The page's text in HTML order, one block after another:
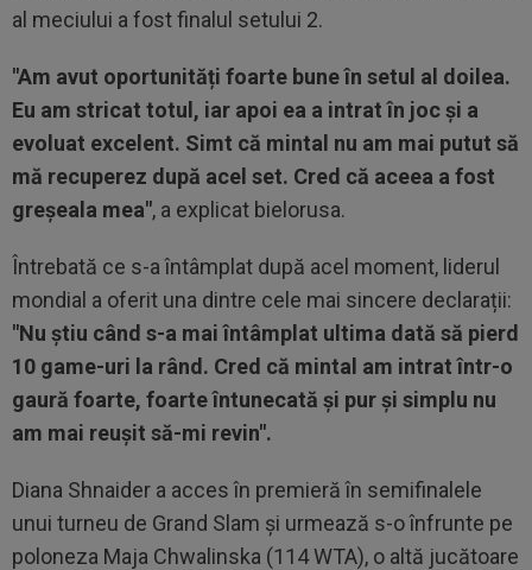
al meciului a fost finalul setului 2.
"Am avut oportunități foarte bune în setul al doilea.
Eu am stricat totul, iar apoi ea a intrat în joc și a
evoluat excelent. Simt că mintal nu am mai putut să
mă recuperez după acel set. Cred că aceea a fost
greșeala mea", a explicat bielorusa.
Întrebată ce s-a întâmplat după acel moment, liderul
mondial a oferit una dintre cele mai sincere declarații:
"Nu știu când s-a mai întâmplat ultima dată să pierd
10 game-uri la rând. Cred că mintal am intrat într-o
gaură foarte, foarte întunecată și pur și simplu nu
am mai reușit să-mi revin".
Diana Shnaider a acces în premieră în semifinalele
unui turneu de Grand Slam și urmează s-o înfrunte pe
poloneza Maja Chwalinska (114 WTA), o altă jucătoare